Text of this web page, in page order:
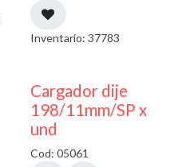
Inventario: 37783
50% DESCUENTO
Cargador dije
198/11mm/SP x
und
Cod: 05061